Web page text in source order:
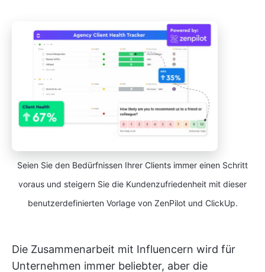
Seien Sie den Bedürfnissen Ihrer Clients immer einen Schritt
voraus und steigern Sie die Kundenzufriedenheit mit dieser
benutzerdefinierten Vorlage von ZenPilot und ClickUp.
Die Zusammenarbeit mit Influencern wird für
Unternehmen immer beliebter, aber die